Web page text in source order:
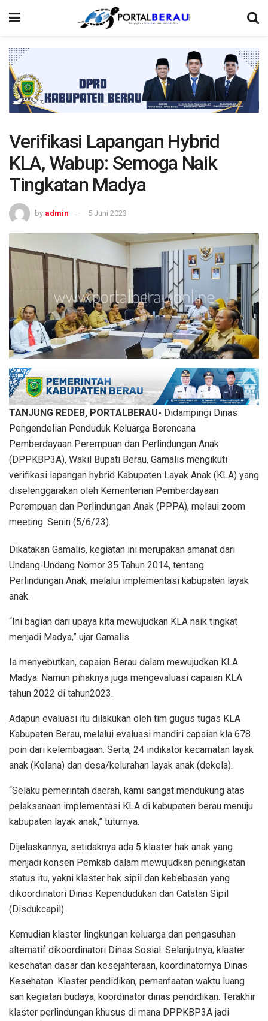
Verifikasi Lapangan Hybrid
KLA, Wabup: Semoga Naik
Tingkatan Madya
by admin 5 Juni 2023
TANJUNG REDEB, PORTALBERAU- Didampingi Dinas
Pengendelian Penduduk Keluarga Berencana
Pemberdayaan Perempuan dan Perlindungan Anak
(DPPKBP3A), Wakil Bupati Berau, Gamalis mengikuti
verifikasi lapangan hybrid Kabupaten Layak Anak (KLA) yang
diselenggarakan oleh Kementerian Pemberdayaan
Perempuan dan Perlindungan Anak (PPPA), melaui zoom
meeting. Senin (5/6/23).
Dikatakan Gamalis, kegiatan ini merupakan amanat dari
Undang-Undang Nomor 35 Tahun 2014, tentang
Perlindungan Anak, melalui implementasi kabupaten layak
anak.
“Ini bagian dari upaya kita mewujudkan KLA naik tingkat
menjadi Madya,” ujar Gamalis.
Ia menyebutkan, capaian Berau dalam mewujudkan KLA
Madya. Namun pihaknya juga mengevaluasi capaian KLA
tahun 2022 di tahun2023.
Adapun evaluasi itu dilakukan oleh tim gugus tugas KLA
Kabupaten Berau, melalui evaluasi mandiri capaian kla 678
poin dari kelembagaan. Serta, 24 indikator kecamatan layak
anak (Kelana) dan desa/kelurahan layak anak (dekela).
“Selaku pemerintah daerah, kami sangat mendukung atas
pelaksanaan implementasi KLA di kabupaten berau menuju
kabupaten layak anak,” tuturnya.
Dijelaskannya, setidaknya ada 5 klaster hak anak yang
menjadi konsen Pemkab dalam mewujudkan peningkatan
status itu, yakni klaster hak sipil dan kebebasan yang
dikoordinatori Dinas Kependudukan dan Catatan Sipil
(Disdukcapil).
Kemudian klaster lingkungan keluarga dan pengasuhan
alternatif dikoordinatori Dinas Sosial. Selanjutnya, klaster
kesehatan dasar dan kesejahteraan, koordinatornya Dinas
Kesehatan. Klaster pendidikan, pemanfaatan waktu luang
san kegiatan budaya, koordinator dinas pendidikan. Terakhir
klaster perlindungan khusus di mana DPPKBP3A jadi